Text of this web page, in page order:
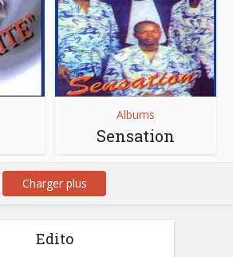
Albums
Sensation
Charger plus
Edito